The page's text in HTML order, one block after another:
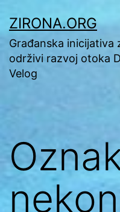
na
sadržaj
ZIRONA.ORG
Građanska inicijativa
održivi razvoj otoka
Velog